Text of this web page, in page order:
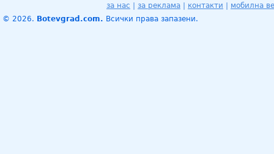
за нас за реклама контакти
мобилна
© 2026. Botevgrad.com. Всички права запазени.